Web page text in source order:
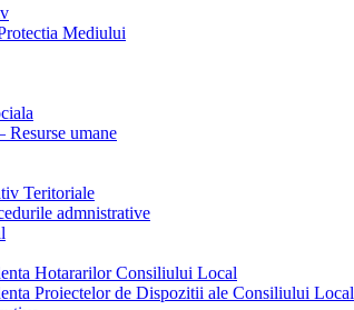
Mediului
Resurse umane
Teritoriale
admnistrative
Hotararilor Consiliului Local
Proiectelor de Dispozitii ale Consiliului Local